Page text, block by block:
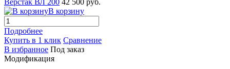
Верстак ВЛ 200 42 500 руб.
В корзину
Подробнее
Купить в 1 клик Сравнение
В избранное Под заказ
Модификация